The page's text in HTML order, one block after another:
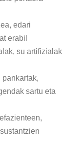
edari
erabil
su artifizialak
pankartak,
sartu eta